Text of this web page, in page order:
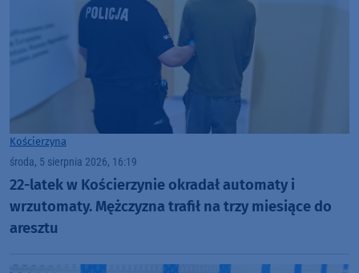
Kościerzyna
środa, 5 sierpnia 2026, 16:19
22-latek w Kościerzynie okradał automaty i
wrzutomaty. Mężczyzna trafił na trzy miesiące do
aresztu